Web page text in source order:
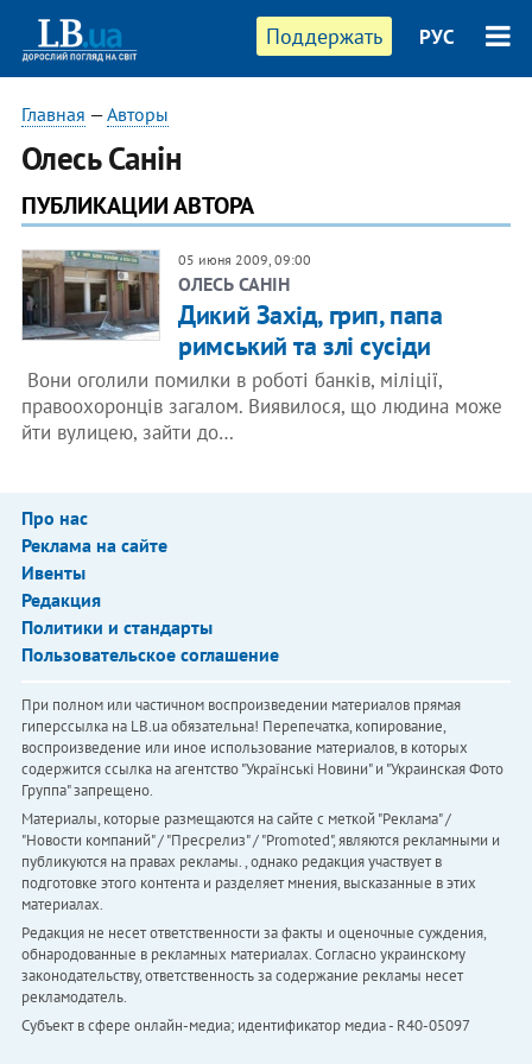
Поддержать РУС
Главная —Авторы
Олесь Санін
ПУБЛИКАЦИИ АВТОРА
05 июня 2009, 09:00
ОЛЕСЬ САНІН
Дикий Захід, грип, папа
римський та злі сусіди
Вони оголили помилки в роботі банків, міліції,
правоохоронців загалом. Виявилося, що людина може
йти вулицею, зайти до…
Про нас
Реклама на сайте
Ивенты
Редакция
Политики и стандарты
Пользовательское соглашение
При полном или частичном воспроизведении материалов прямая
гиперссылка на LB.ua обязательна! Перепечатка, копирование,
воспроизведение или иное использование материалов, в которых
содержится ссылка на агентство "Українськi Новини" и "Украинская Фото
Группа" запрещено.
Материалы, которые размещаются на сайте с меткой "Реклама" /
"Новости компаний" / "Пресрелиз" / "Promoted", являются рекламными и
публикуются на правах рекламы. , однако редакция участвует в
подготовке этого контента и разделяет мнения, высказанные в этих
материалах.
Редакция не несет ответственности за факты и оценочные суждения,
обнародованные в рекламных материалах. Согласно украинскому
законодательству, ответственность за содержание рекламы несет
рекламодатель.
Субъект в сфере онлайн-медиа; идентификатор медиа - R40-05097